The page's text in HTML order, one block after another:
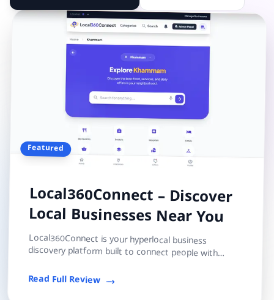
Featured
Local360Connect – Discover
Local Businesses Near You
Local360Connect is your hyperlocal business
discovery platform built to connect people with
Read Full Review